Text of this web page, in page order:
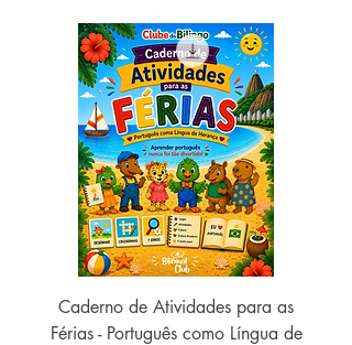
Caderno de Atividades para as
Férias - Português como Língua de